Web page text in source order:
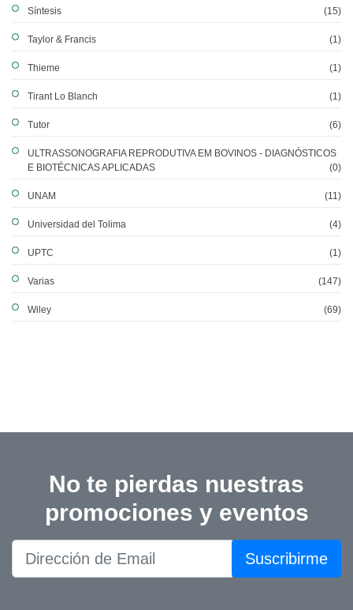
Síntesis (15)
Taylor & Francis (1)
Thieme (1)
Tirant Lo Blanch (1)
Tutor (6)
ULTRASSONOGRAFIA REPRODUTIVA EM BOVINOS - DIAGNÓSTICOS
E BIOTÉCNICAS APLICADAS
(0)
UNAM (11)
Universidad del Tolima (4)
UPTC (1)
Varias (147)
Wiley (69)
No te pierdas nuestras
promociones y eventos
Suscribirme